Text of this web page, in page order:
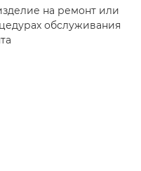
на ремонт или
обслуживания